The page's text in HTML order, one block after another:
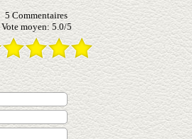
5Commentaires
Vote moyen:5.0/5